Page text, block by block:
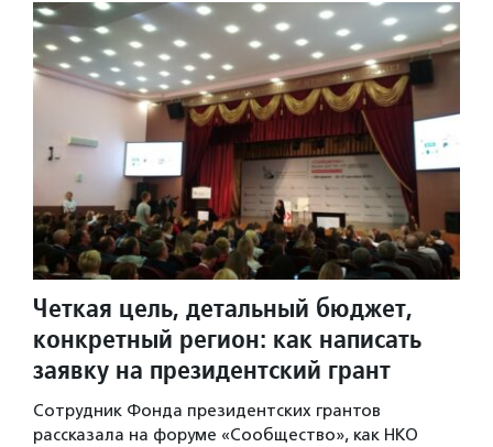
Четкая цель, детальный бюджет,
конкретный регион: как написать
заявку на президентский грант
Сотрудник Фонда президентских грантов
рассказала на форуме «Сообщество», как НКО